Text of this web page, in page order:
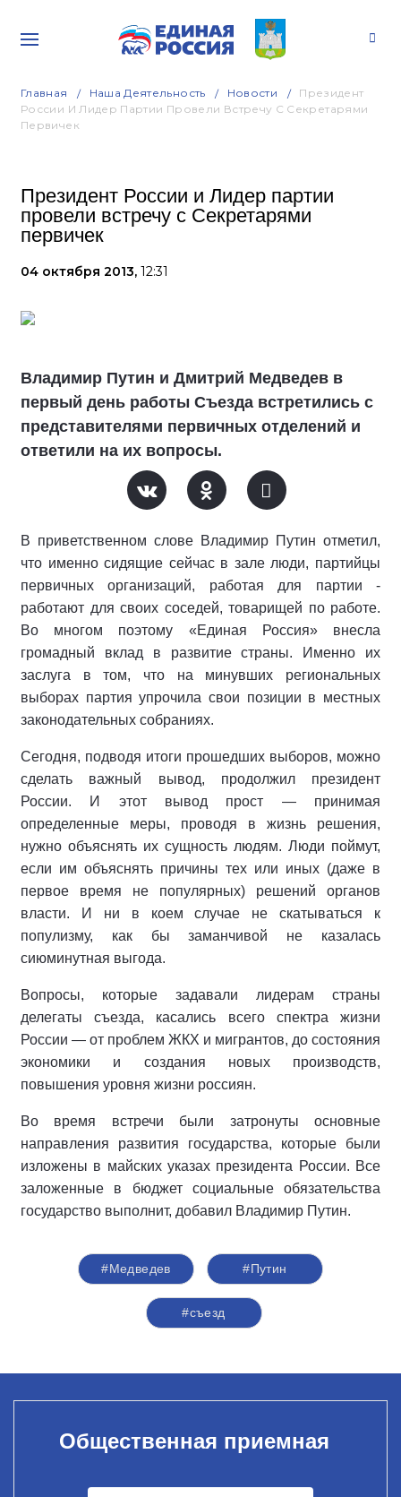
Главная Наша Деятельность Новости
Президент
России И Лидер Партии Провели Встречу С Секретарями
Первичек
Президент России и Лидер партии
провели встречу с Секретарями
первичек
04 октября 2013, 12:31
Владимир Путин и Дмитрий Медведев в
первый день работы Съезда встретились с
представителями первичных отделений и
ответили на их вопросы.
В приветственном слове Владимир Путин отметил,
что именно сидящие сейчас в зале люди, партийцы
первичных организаций, работая для партии -
работают для своих соседей, товарищей по работе.
Во многом поэтому «Единая Россия» внесла
громадный вклад в развитие страны. Именно их
заслуга в том, что на минувших региональных
выборах партия упрочила свои позиции в местных
законодательных собраниях.
Сегодня, подводя итоги прошедших выборов, можно
сделать важный вывод, продолжил президент
России. И этот вывод прост — принимая
определенные меры, проводя в жизнь решения,
нужно объяснять их сущность людям. Люди поймут,
если им объяснять причины тех или иных (даже в
первое время не популярных) решений органов
власти. И ни в коем случае не скатываться к
популизму, как бы заманчивой не казалась
сиюминутная выгода.
Вопросы, которые задавали лидерам страны
делегаты съезда, касались всего спектра жизни
России — от проблем ЖКХ и мигрантов, до состояния
экономики и создания новых производств,
повышения уровня жизни россиян.
Во время встречи были затронуты основные
направления развития государства, которые были
изложены в майских указах президента России. Все
заложенные в бюджет социальные обязательства
государство выполнит, добавил Владимир Путин.
#Медведев #Путин
#съезд
Общественная приемная